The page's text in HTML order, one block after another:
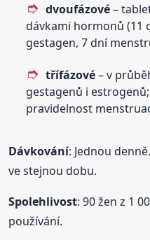
dvoufázové–
dávkami hormonů (11
gestagen, 7 dní
třífázové– v
gestagenů i
pravidelnost
Dávkování: Jednou
ve stejnou dobu.
Spolehlivost: 90 žen z 1
používání.